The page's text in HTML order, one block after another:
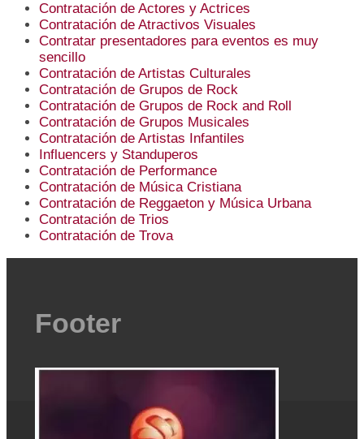
Contratación de Actores y Actrices
Contratación de Atractivos Visuales
Contratar presentadores para eventos es muy
sencillo
Contratación de Artistas Culturales
Contratación de Grupos de Rock
Contratación de Grupos de Rock and Roll
Contratación de Grupos Musicales
Contratación de Artistas Infantiles
Influencers y Standuperos
Contratación de Performance
Contratación de Música Cristiana
Contratación de Reggaeton y Música Urbana
Contratación de Trios
Contratación de Trova
Footer